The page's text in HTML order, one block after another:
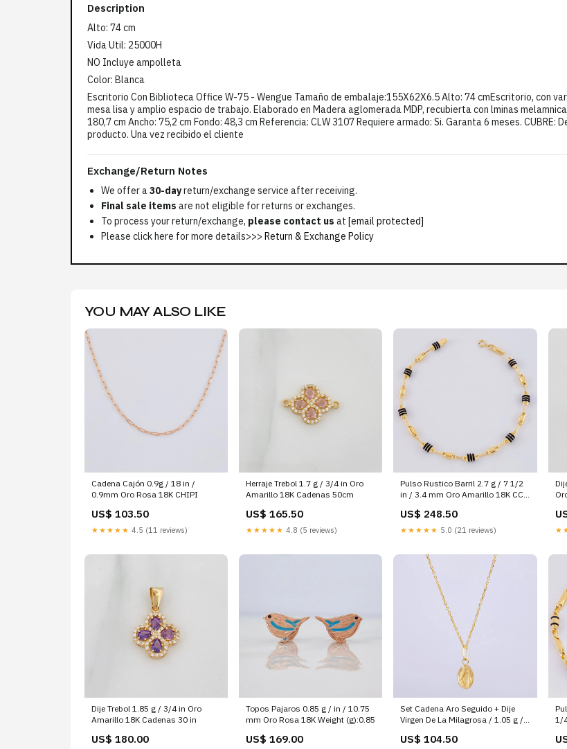
Description
Alto: 74 cm
Vida Util: 25000H
NO Incluye ampolleta
Color: Blanca
Escritorio Con Biblioteca Office W-75 - Wengue Tamaño de embalaje:155X62X6.5 Alto: 74 cmEscritorio, con
mesa lisa y amplio espacio de trabajo. Elaborado en Madera aglomerada MDP, recubierta con lminas
180,7 cm Ancho: 75,2 cm Fondo: 48,3 cm Referencia: CLW 3107 Requiere armado: Si. Garanta 6 meses.
producto. Una vez recibido el cliente
Exchange/Return Notes
We offer a30-dayreturn/exchange service after receiving.
Final sale items are not eligible for returns or exchanges.
To process your return/exchange, please contact us at [email protected]
Please click here for more details>>> Return & Exchange Policy
YOU MAY ALSO LIKE
Cadena Cajón 0.9g / 18 in /
0.9mm Oro Rosa 18K CHIPI
US$ 103.50
★★★★★ 4.5 (11 reviews)
Herraje Trebol 1.7 g / 3/4 in Oro
Amarillo 18K Cadenas 50cm
US$ 165.50
★★★★★ 4.8 (5 reviews)
Pulso Rustico Barril 2.7 g / 7 1/2
in / 3.4 mm Oro Amarillo 18K CC
US$ 248.50
★★★★★ 5.0 (21 reviews)
Dije Trebol 1.85 g / 3/4 in Oro
Amarillo 18K Cadenas 30 in
US$ 180.00
Topos Pajaros 0.85 g / in / 10.75
mm Oro Rosa 18K Weight (g):0.85
US$ 169.00
Set Cadena Aro Seguido + Dije
Virgen De La Milagrosa / 1.05 g /
(in):17 3/4
US$ 104.50
1/